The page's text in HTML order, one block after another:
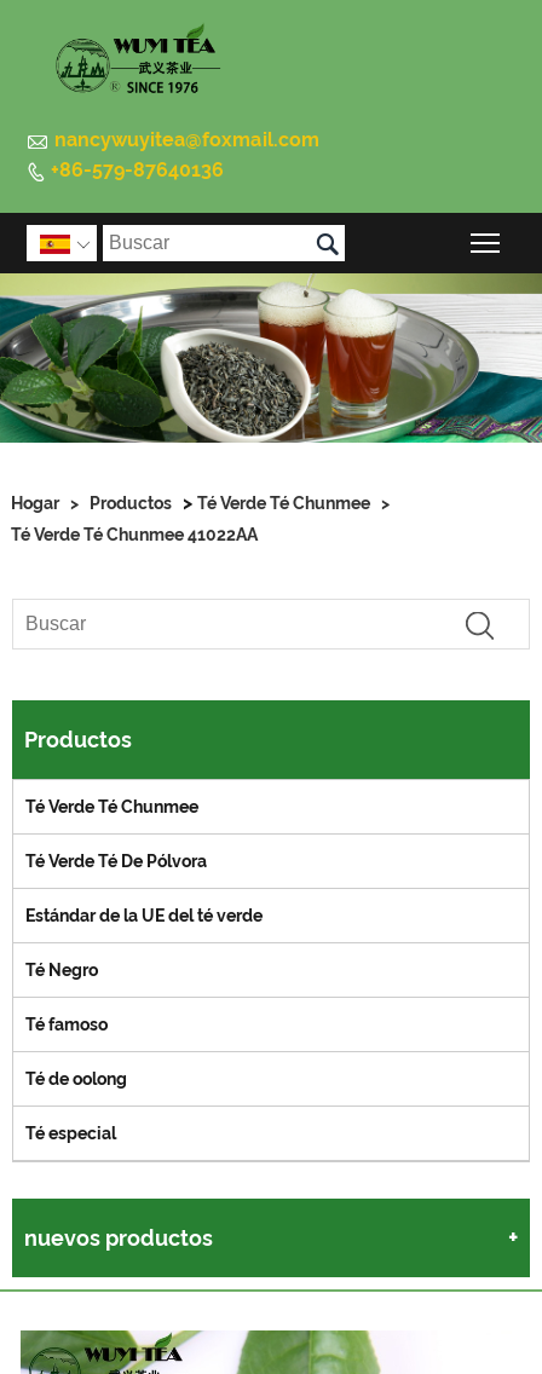
 nancywuyitea@foxmail.com
 +86-579-87640136
 
Hogar > Productos > Té Verde Té Chunmee >
Té Verde Té Chunmee 41022AA
Productos
Té Verde Té Chunmee
Té Verde Té De Pólvora
Estándar de la UE del té verde
Té Negro
Té famoso
Té de oolong
Té especial
nuevos productos